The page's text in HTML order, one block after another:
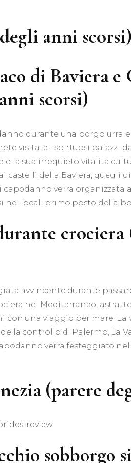
anni scorsi)
di Baviera e
scorsi)
durante una borgo urra e
visitate i sontuosi palazzi
e la sua irrequieto vitalita
castelli della Baviera, quegli
verra organizzata
nei locali primo posto della
avvincente durante
nel Mediterraneo,
con una viaggio per mare. La
la controllo di Palermo, La
verra festeggiato
(parere
review
sobborgo